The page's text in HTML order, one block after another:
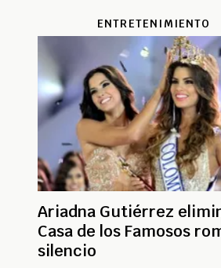
ENTRETENIMIENTO
Ariadna Gutiérrez
Casa de los Famosos
silencio